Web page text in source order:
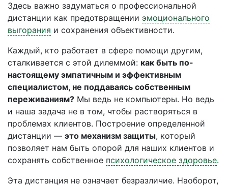
Здесь важно задуматься о профессиональной
дистанции как предотвращении эмоционального
выгорания и сохранения объективности.
Каждый, кто работает в сфере помощи другим,
сталкивается с этой дилеммой: как быть по-
настоящему эмпатичным и эффективным
специалистом, не поддаваясь собственным
переживаниям? Мы ведь не компьютеры. Но ведь
и наша задача не в том, чтобы растворяться в
проблемах клиентов. Построение определенной
дистанции — это механизм защиты, который
позволяет нам быть опорой для наших клиентов и
сохранять собственное психологическое здоровье.
Эта дистанция не означает безразличие. Наоборот,